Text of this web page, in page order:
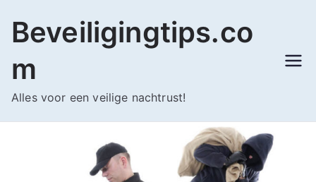
naar
inhoud
Beveiligingtips.co
m
Alles voor een veilige nachtrust!